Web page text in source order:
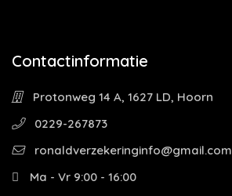
Contactinformatie
Protonweg 14 A, 1627 LD, Hoorn
0229-267873
ronaldverzekeringinfo@gmail.com
Ma - Vr 9:00 - 16:00